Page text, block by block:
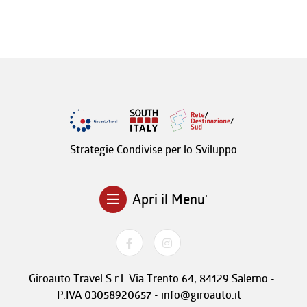
Strategie Condivise per lo Sviluppo
Apri il Menu'
Giroauto Travel S.r.l. Via Trento 64, 84129 Salerno -
P.IVA 03058920657 - info@giroauto.it